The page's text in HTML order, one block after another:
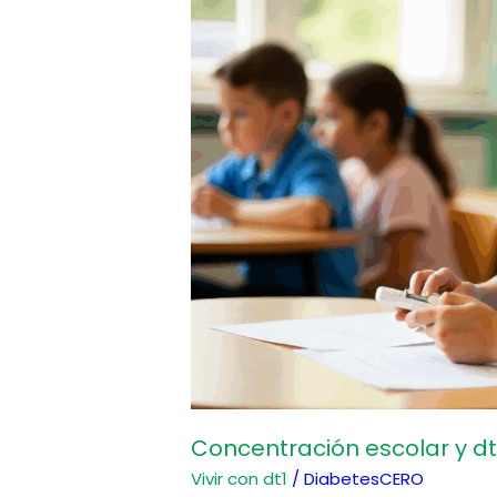
Concentración escolar y
Vivir con dt1 /DiabetesCERO
dt1